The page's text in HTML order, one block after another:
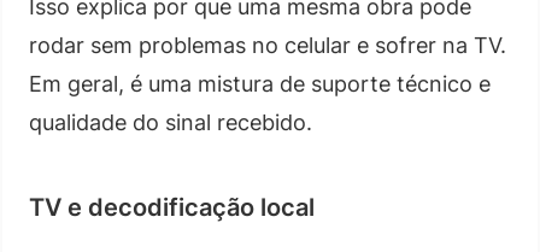
Isso explica por que uma mesma obra pode
rodar sem problemas no celular e sofrer na TV.
Em geral, é uma mistura de suporte técnico e
qualidade do sinal recebido.
TV e decodificação local